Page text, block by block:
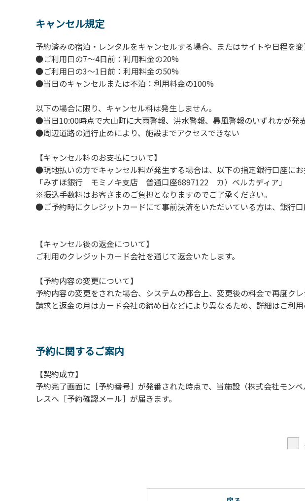
４．当キャンプ場内を車で移動する場合は徐行運転（5ｋｍ/ｈ以下）
５．ゴミ（可燃）は指定のゴミ袋に分別した上で、指定の場所へ捨て
６．BBQ及び焚火台の灰につきましては鎮火を確認した上で指定の回
７．暴力団等反社会勢力及びその関係者ならびに公共の秩序、善良の
８．不可抗力以外の事由により建造物、家具、備品、その他の物品を
９．当キャンプ場内（駐車場を含む）での事故や盗難などにつきまし
１０．車中で宿泊される場合は、必ずエンジンを停止してください。
１１．他の宿泊者のご迷惑になりますので、21時～翌朝6時の間車輌移
１２．レンタル品は管理棟に返却してください。
１３．動物（ペット類）の同伴はご遠慮願います。（愛犬と宿泊可能
１４．キャンプ場内に喫煙所はございません。他のお客様のご迷惑に
【当キャンプ場での禁止事項】
１．花火（手持ちや打ち上げなど全て）。
２．地面への直火、デッキ上での焚き火、BBQ、キャンプファイヤー。
３．硬いボールでの球技。（野球、キャッチボール・サッカーなど）
４．大きな音で音楽や楽器などを鳴らす行為。（ 但し貸切イベントは
６．申込みされたサイト以外のサイトの利用や共用部（シャワー棟、
７．許可無く広告物の配布や掲示または物品の販売等を行なうこと 。
８．その他 周りに迷惑となるような行為（夜間の大声での談笑等）や
【常設テント利用に際しての注意事項ならびに禁止事項】
１．全室禁煙です。
２．動物（ペット類）の同伴はご遠慮願います。
キャンセル規定
予約済みの宿泊・レンタルをキャンセルする場合、またはサイトや日程を
●ご利用日の7～4日前：利用料金の20%
●ご利用日の3～1日前：利用料金の50%
●当日のキャンセルまたは不泊：利用料金の100%
以下の場合に限り、キャンセル料は発生しません。
●当日10:00時点で大山町に大雨警報、洪水警報、暴風警報のいずれかが発
●周辺道路の通行止めにより、施設までアクセスできない
【キャンセル料のお支払について】
●現地払いの方でキャンセル料が発生する場合は、以下の指定銀行口座にお
「みずほ銀行 モミノキ支店 普通口座6897122 カ）ベルカディア」
※振込手数料はお客さまのご負担となりますのでご了承ください。
●ご予約時にクレジットカードにて事前決済をいただいている方は、銀行口
【キャンセル後の返金について】
ご利用のクレジットカード会社を通じて返金いたします。
【予約内容の変更について】
予約内容の変更をされた場合、システムの都合上、変更後の料金で再度ク
請求と返金の月はカード会社の締め日などにより異なるため、詳細はご利
予約に関するご案内
【契約成立】
予約完了画面に［予約番号］が発番された時点で、当施設（株式会社モン
レスへ［予約確認メール］が届きます。